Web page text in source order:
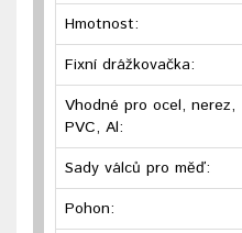
Hmotnost:
Fixní drážkovačka:
Vhodné pro ocel, nerez,
PVC, Al:
Sady válců pro měď:
Pohon: